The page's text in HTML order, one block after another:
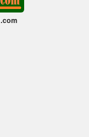
.com